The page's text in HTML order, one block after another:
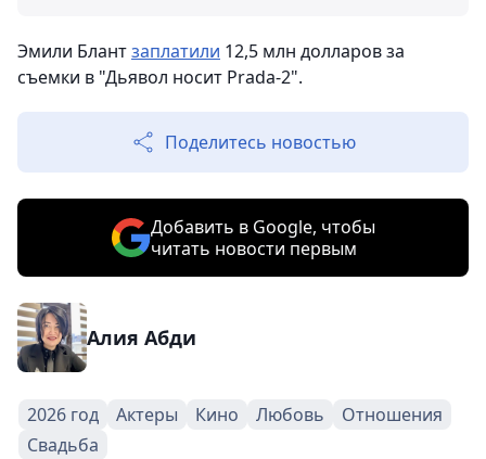
Эмили Блантзаплатили 12,5 млн долларов за
съемки в "Дьявол носит Prada-2".
Поделитесь новостью
Добавить в Google, чтобы
читать новости первым
Алия Абди
2026 год Актеры Кино Любовь
Отношения
Свадьба